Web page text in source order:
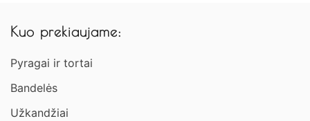
Kuo prekiaujame:
Pyragai ir tortai
Bandelės
Užkandžiai​